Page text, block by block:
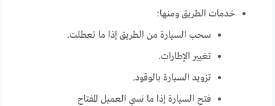
خدمات الطريق ومنها:
سحب السيارة من الطريق إذا ما تعطلت.
تغيير الإطارات.
تزويد السيارة بالوقود.
فتح السيارة إذا ما نسي العميل المفتاح